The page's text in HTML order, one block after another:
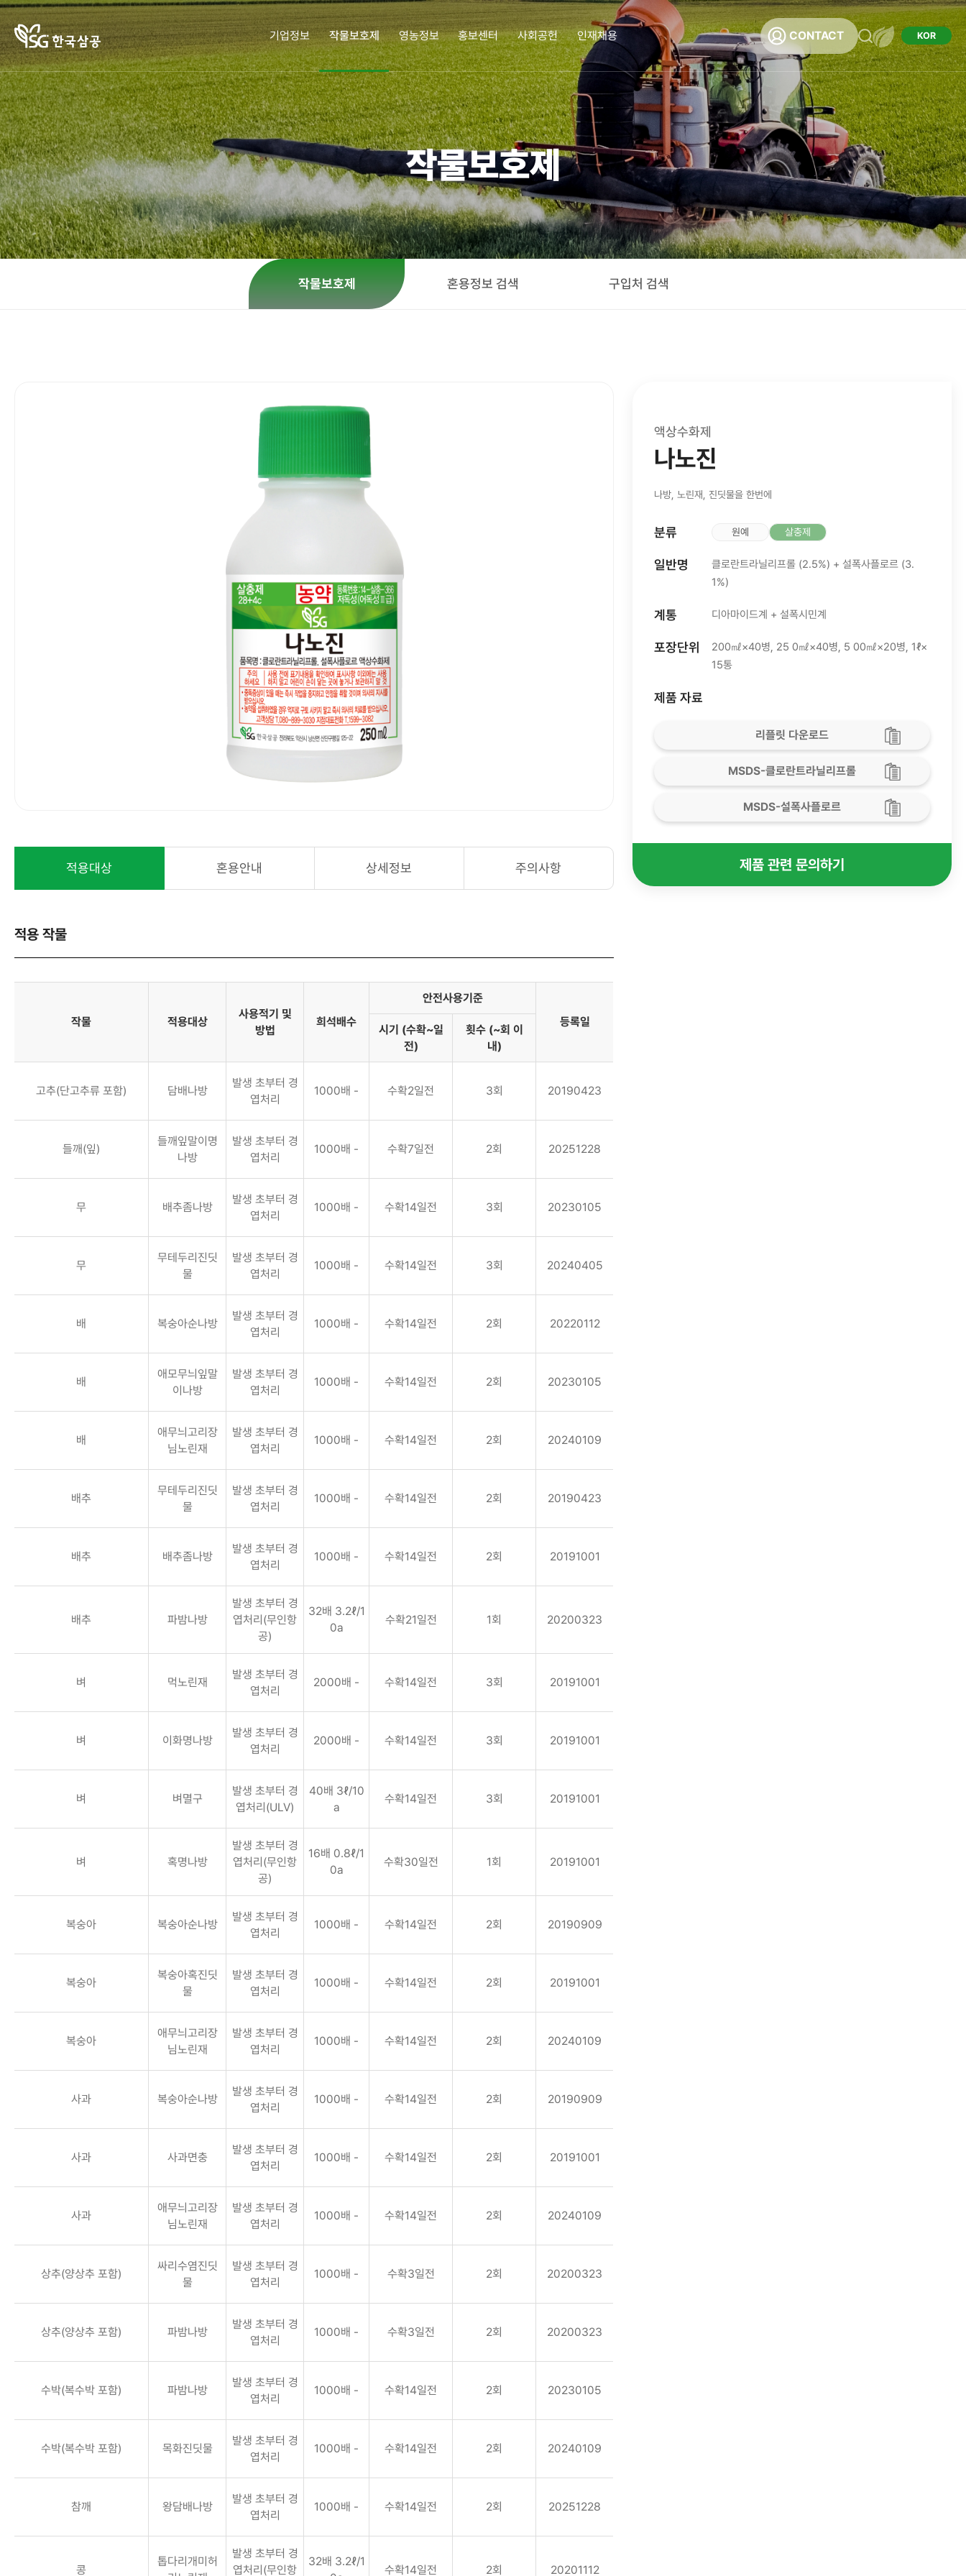
기업정보
기업정보
한국삼
공소개
CEO 인
사말
회사연
혁
오시는
길
CI 규정
윤리경
작물보호제
작물보호제
작물보
호제
혼용정
보 검색
구입처
검색
영농정보
영농정보
작물보호
제의 이
해
병해충
도감
잡초도
감
농업 가
이드
홍보센터
홍보센터
책자ㆍ
리플렛
카드뉴
스
SG뉴스
사회공헌
사회공헌
한광호
농업상
화정박
물관
사랑의
새참을
뿌리다
사회공
헌활동
인재채용
인재채용
인재채
용
CONTACT KOR
기업정보
한국삼공소개
CEO 인사말
회사연혁
오시는 길
작물보호제
작물보호제
혼용정보 검색
구입처 검색
영농정보
작물보호제의 이해
병해충도감
잡초도감
농업 가이드
홍보센터
책자ㆍ리플렛
카드뉴스
SG뉴스
사회공헌
한광호 농업상
화정박물관
사랑의 새참을 뿌리다
사회공헌활동
인재채용
인재채용
작물보호제
작물보호제 혼용정보 검색 구입처 검색
적용대상 혼용안내 상세정보 주의사항
적용 작물
작물 적용대상
사용적기 및
방법
희석배수
안전사용기준
등록일
시기 (수확~일
전)
횟수 (~회 이
내)
고추(단고추류 포함) 담배나방
발생 초부터 경
엽처리
1000배 - 수확2일전 3회 20190423
들깨(잎)
들깨잎말이명
나방
발생 초부터 경
엽처리
1000배 - 수확7일전 2회 20251228
무 배추좀나방
발생 초부터 경
엽처리
1000배 - 수확14일전 3회 20230105
무
무테두리진딧
물
발생 초부터 경
엽처리
1000배 - 수확14일전 3회 20240405
배 복숭아순나방
발생 초부터 경
엽처리
1000배 - 수확14일전 2회 20220112
배
애모무늬잎말
이나방
발생 초부터 경
엽처리
1000배 - 수확14일전 2회 20230105
배
애무늬고리장
님노린재
발생 초부터 경
엽처리
1000배 - 수확14일전 2회 20240109
배추
무테두리진딧
물
발생 초부터 경
엽처리
1000배 - 수확14일전 2회 20190423
배추 배추좀나방
발생 초부터 경
엽처리
1000배 - 수확14일전 2회 20191001
배추 파밤나방
발생 초부터 경
엽처리(무인항
공)
32배 3.2ℓ/1
0a
수확21일전 1회 20200323
벼 먹노린재
발생 초부터 경
엽처리
2000배 - 수확14일전 3회 20191001
벼 이화명나방
발생 초부터 경
엽처리
2000배 - 수확14일전 3회 20191001
벼 벼멸구
발생 초부터 경
엽처리(ULV)
40배 3ℓ/10
a
수확14일전 3회 20191001
벼 혹명나방
발생 초부터 경
엽처리(무인항
공)
16배 0.8ℓ/1
0a
수확30일전 1회 20191001
복숭아 복숭아순나방
발생 초부터 경
엽처리
1000배 - 수확14일전 2회 20190909
복숭아
복숭아혹진딧
물
발생 초부터 경
엽처리
1000배 - 수확14일전 2회 20191001
복숭아
애무늬고리장
님노린재
발생 초부터 경
엽처리
1000배 - 수확14일전 2회 20240109
사과 복숭아순나방
발생 초부터 경
엽처리
1000배 - 수확14일전 2회 20190909
사과 사과면충
발생 초부터 경
엽처리
1000배 - 수확14일전 2회 20191001
사과
애무늬고리장
님노린재
발생 초부터 경
엽처리
1000배 - 수확14일전 2회 20240109
상추(양상추 포함)
싸리수염진딧
물
발생 초부터 경
엽처리
1000배 - 수확3일전 2회 20200323
상추(양상추 포함) 파밤나방
발생 초부터 경
엽처리
1000배 - 수확3일전 2회 20200323
수박(복수박 포함) 파밤나방
발생 초부터 경
엽처리
1000배 - 수확14일전 2회 20230105
수박(복수박 포함) 목화진딧물
발생 초부터 경
엽처리
1000배 - 수확14일전 2회 20240109
참깨 왕담배나방
발생 초부터 경
엽처리
1000배 - 수확14일전 2회 20251228
콩
톱다리개미허
발생 초부터 경
엽처리(무인항
32배 3.2ℓ/1
수확14일전 2회 20201112
액상수화제
나노진
나방, 노린재, 진딧물을 한번에
분류 원예 살충제
일반명
클로란트라닐리프롤 (2.5%) + 설폭사플로르 (3.
1%)
계통 디아마이드계 + 설폭시민계
포장단위
200㎖×40병, 25 0㎖×40병, 5 00㎖×20병, 1ℓ×
15통
제품 자료
리플릿 다운로드
MSDS-클로란트라닐리프롤
MSDS-설폭사플로르
제품 관련 문의하기